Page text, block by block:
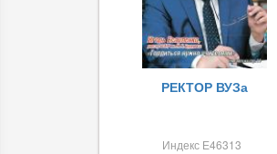
РЕКТОР ВУЗа
Индекс Е46313